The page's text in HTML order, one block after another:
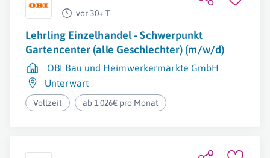
vor 30+ T
Lehrling Einzelhandel - Schwerpunkt
Gartencenter (alle Geschlechter) (m/w/d)
OBI Bau und Heimwerkermärkte GmbH
Unterwart
Vollzeit ab 1.026€ pro Monat